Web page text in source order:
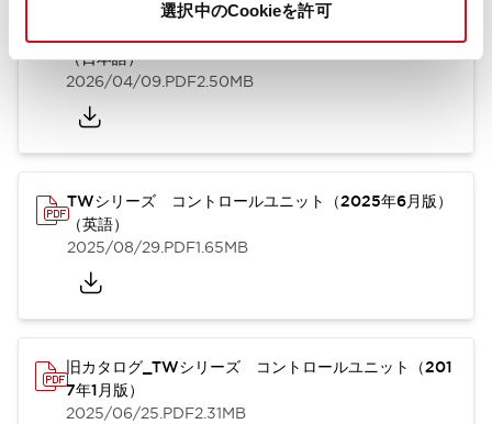
選択中のCookieを許可
（日本語）
2026/04/09.PDF2.50MB
TWシリーズ コントロールユニット（2025年6月版）
（英語）
2025/08/29.PDF1.65MB
旧カタログ_TWシリーズ コントロールユニット（201
7年1月版）
2025/06/25.PDF2.31MB